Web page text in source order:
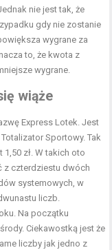
nie jest tak, że
gdy nie zostanie
wygrane za
to, że kwota z
wygrane.
wiąże
Express Lotek. Jest
Sportowy. Tak
zł. W takich oto
z czterdziestu dwóch
systemowych, w
liczb.
Na początku
Ciekawostką jest że
liczby jak jedno z